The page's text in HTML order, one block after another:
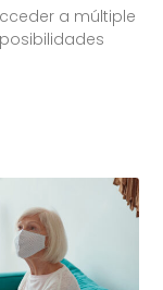
a múltiple